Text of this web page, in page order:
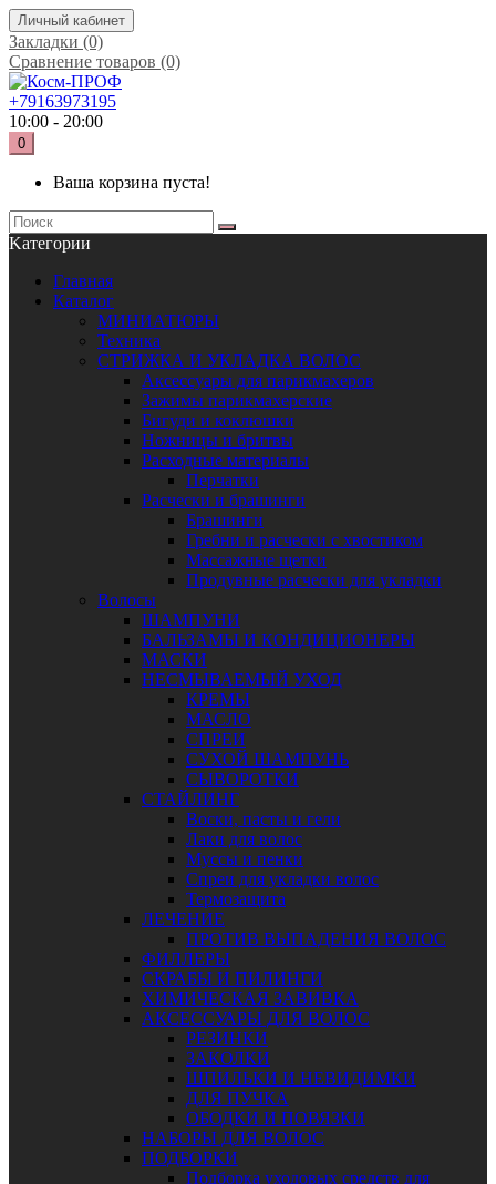
Личный кабинет
Закладки (0)
Сравнение товаров (0)
+79163973195
10:00 - 20:00
0
Ваша корзина пуста!
Kатегории
Главная
Каталог
МИНИАТЮРЫ
Техника
СТРИЖКА И УКЛАДКА ВОЛОС
Аксессуары для парикмахеров
Зажимы парикмахерские
Бигуди и коклюшки
Ножницы и бритвы
Расходные материалы
Перчатки
Расчески и брашинги
Брашинги
Гребни и расчески с хвостиком
Массажные щетки
Продувные расчески для укладки
Волосы
ШАМПУНИ
БАЛЬЗАМЫ И КОНДИЦИОНЕРЫ
МАСКИ
НЕСМЫВАЕМЫЙ УХОД
КРЕМЫ
МАСЛО
СПРЕИ
СУХОЙ ШАМПУНЬ
СЫВОРОТКИ
СТАЙЛИНГ
Воски, пасты и гели
Лаки для волос
Муссы и пенки
Спреи для укладки волос
Термозащита
ЛЕЧЕНИЕ
ПРОТИВ ВЫПАДЕНИЯ ВОЛОС
ФИЛЛЕРЫ
СКРАБЫ И ПИЛИНГИ
ХИМИЧЕСКАЯ ЗАВИВКА
АКСЕССУАРЫ ДЛЯ ВОЛОС
РЕЗИНКИ
ЗАКОЛКИ
ШПИЛЬКИ И НЕВИДИМКИ
ДЛЯ ПУЧКА
ОБОДКИ И ПОВЯЗКИ
НАБОРЫ ДЛЯ ВОЛОС
ПОДБОРКИ
Подборка уходовых средств для